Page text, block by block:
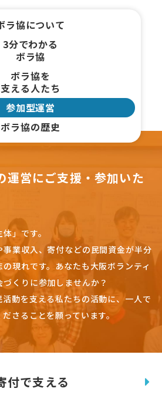
ラ協について
3分でわかる
ボラ協
ボラ協を
支える人たち
参加型運営
ボラ協の歴史
運営にご支援・参加いた
」です。
事業収入、寄付などの民間資金が半分
現れです。 あなたも大阪ボランティ
くりに参加しませんか？
動を支える私たちの活動に、一人で
さることを願っています。
付で支える